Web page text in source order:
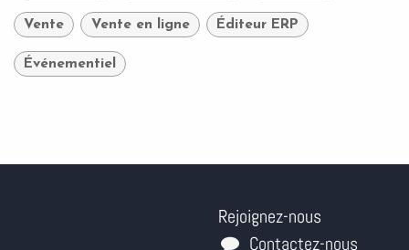
Vente Vente en ligne Éditeur ERP
Événementiel
Rejoignez-nous
Contactez-nous